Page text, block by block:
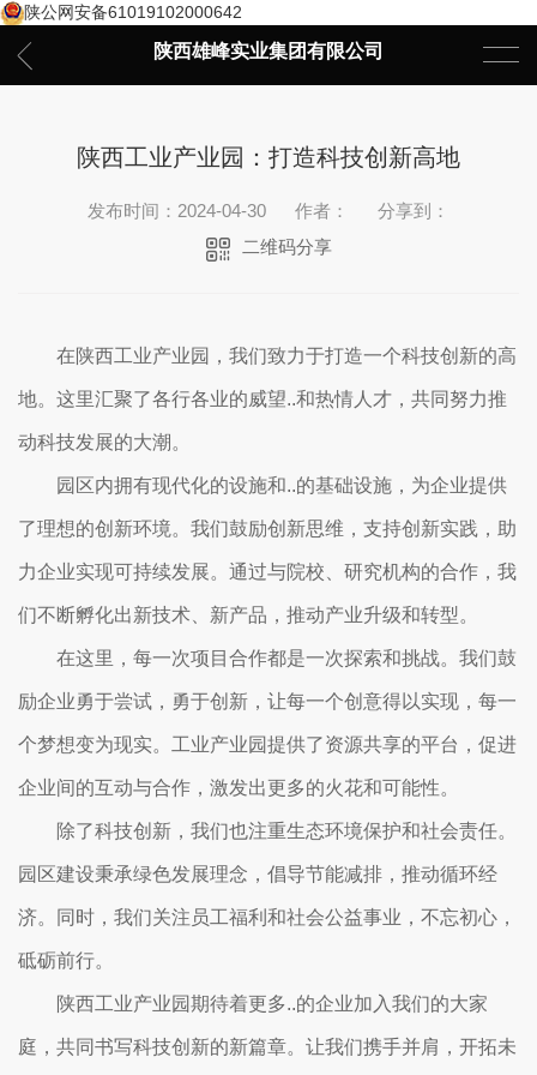
陕公网安备61019102000642
陕西雄峰实业集团有限公司
陕西工业产业园：打造科技创新高地
发布时间：2024-04-30 作者：
分享到：
二维码分享
在陕西工业产业园，我们致力于打造一个科技创新的高
地。这里汇聚了各行各业的威望..和热情人才，共同努力推
动科技发展的大潮。
园区内拥有现代化的设施和..的基础设施，为企业提供
了理想的创新环境。我们鼓励创新思维，支持创新实践，助
力企业实现可持续发展。通过与院校、研究机构的合作，我
们不断孵化出新技术、新产品，推动产业升级和转型。
在这里，每一次项目合作都是一次探索和挑战。我们鼓
励企业勇于尝试，勇于创新，让每一个创意得以实现，每一
个梦想变为现实。工业产业园提供了资源共享的平台，促进
企业间的互动与合作，激发出更多的火花和可能性。
除了科技创新，我们也注重生态环境保护和社会责任。
园区建设秉承绿色发展理念，倡导节能减排，推动循环经
济。同时，我们关注员工福利和社会公益事业，不忘初心，
砥砺前行。
陕西工业产业园期待着更多..的企业加入我们的大家
庭，共同书写科技创新的新篇章。让我们携手并肩，开拓未